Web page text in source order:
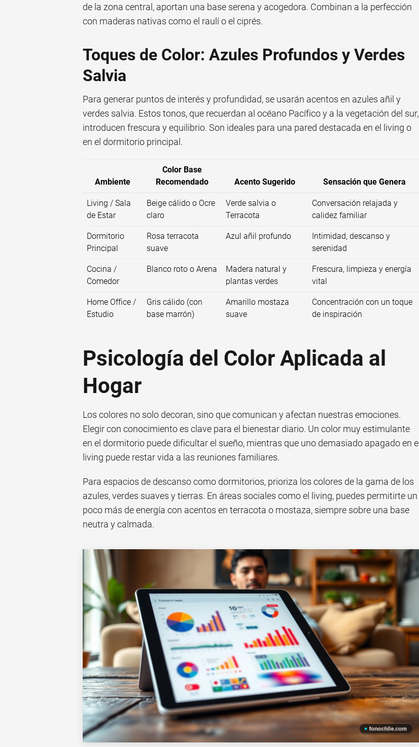
de la zona central, aportan una base serena y acogedora. Combinan a la perfección
con maderas nativas como el raulí o el ciprés.
Toques de Color: Azules Profundos y Verdes
Salvia
Para generar puntos de interés y profundidad, se usarán acentos en azules añil y
verdes salvia. Estos tonos, que recuerdan al océano Pacífico y a la vegetación del sur,
introducen frescura y equilibrio. Son ideales para una pared destacada en el living o
en el dormitorio principal.
Ambiente
Color Base
Recomendado
Acento Sugerido Sensación que Genera
Living / Sala
de Estar
Beige cálido o Ocre
claro
Verde salvia o
Terracota
Conversación relajada y
calidez familiar
Dormitorio
Principal
Rosa terracota
suave
Azul añil profundo
Intimidad, descanso y
serenidad
Cocina /
Comedor
Blanco roto o Arena
Madera natural y
plantas verdes
Frescura, limpieza y energía
vital
Home Office /
Estudio
Gris cálido (con
base marrón)
Amarillo mostaza
suave
Concentración con un toque
de inspiración
Psicología del Color Aplicada al
Hogar
Los colores no solo decoran, sino que comunican y afectan nuestras emociones.
Elegir con conocimiento es clave para el bienestar diario. Un color muy estimulante
en el dormitorio puede dificultar el sueño, mientras que uno demasiado apagado en el
living puede restar vida a las reuniones familiares.
Para espacios de descanso como dormitorios, prioriza los colores de la gama de los
azules, verdes suaves y tierras. En áreas sociales como el living, puedes permitirte un
poco más de energía con acentos en terracota o mostaza, siempre sobre una base
neutra y calmada.